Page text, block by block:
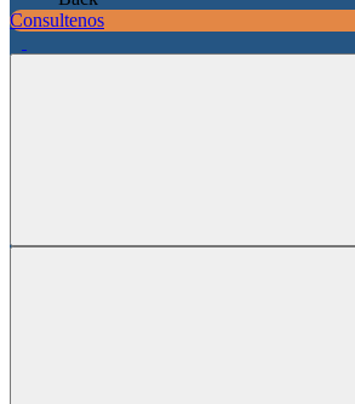
Consultenos